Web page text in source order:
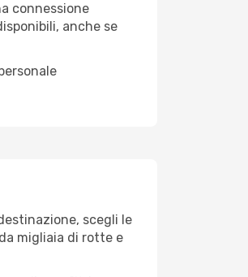
connessione
anche se
scegli le
migliaia di rotte e